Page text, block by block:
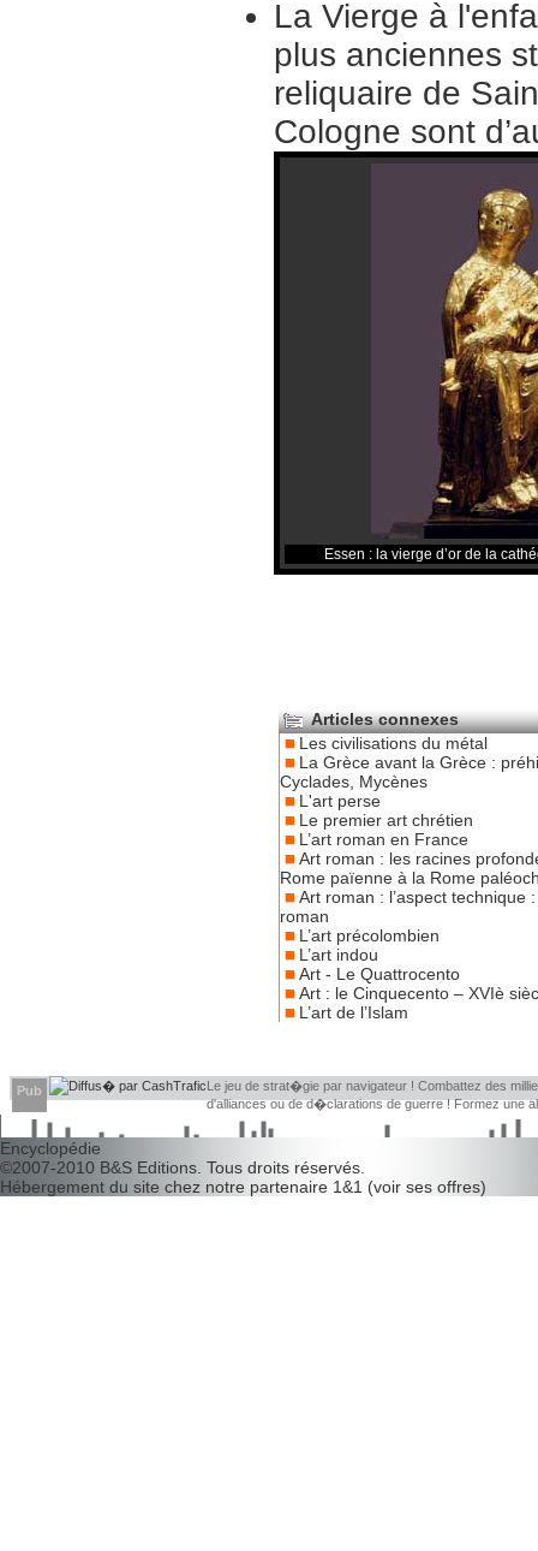
La Vierge à
plus anciennes
reliquaire de
Cologne sont
Essen : la vierge d’or de la
Articles connexes
Les civilisations du métal
La Grèce avant la Grèce :
Cyclades, Mycènes
L'art perse
Le premier art chrétien
L’art roman en France
Art roman : les racines
Rome païenne à la Rome
Art roman : l’aspect technique :
roman
L’art précolombien
L’art indou
Art - Le Quattrocento
Art : le Cinquecento – XVIè
L’art de l’Islam
Pub
Le jeu de strat�gie par navigateur ! Combattez des
d'alliances ou de d�clarations de guerre ! Formez une
d�couvrir leurs faiblesses !
Encyclopédie
©2007-2010 B&S Editions . Tous droits réservés.
Hébergement du site chez notre partenaire 1&1 (voir ses offres)